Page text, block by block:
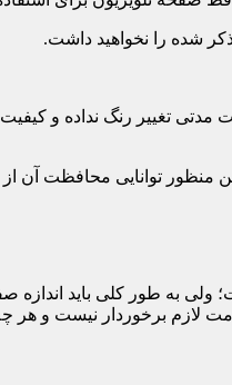
شده را نخواهید داشت.
تغییر رنگ نداده و کیفیت
منظور توانایی محافظت آن
پیچیده است؛ ولی به طور کلی
لازم برخوردار